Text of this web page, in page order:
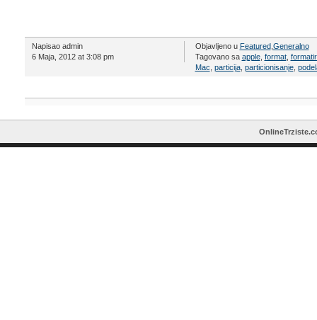
Napisao admin
6 Maja, 2012 at 3:08 pm
Objavljeno u Featured, Generalno
Tagovano sa apple, format,
Mac particija, particionisanje,